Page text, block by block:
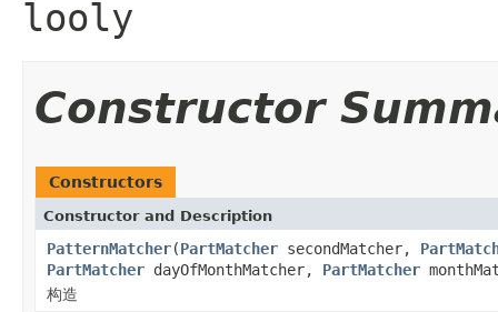
looly
Constructor
Constructors
Constructor and Description
PatternMatcher(PartMatcher secondMatcher,
PartMatcher dayOfMonthMatcher, PartMatcher
构造